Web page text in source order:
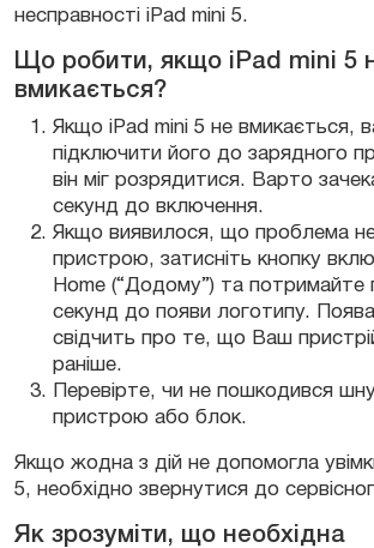
несправності iPad mini 5.
Що робити, якщо iPad mini 5
вмикається?
Якщо iPad mini 5 не вмикається,
підключити його до зарядного
він міг розрядитися. Варто
секунд до включення.
Якщо виявилося, що проблема
пристрою, затисніть кнопку
Home (“Додому”) та потримайте
секунд до появи логотипу.
свідчить про те, що Ваш
раніше.
Перевірте, чи не пошкодився
пристрою або блок.
Якщо жодна з дій не допомогла
5, необхідно звернутися до
Як зрозуміти, що необхідна